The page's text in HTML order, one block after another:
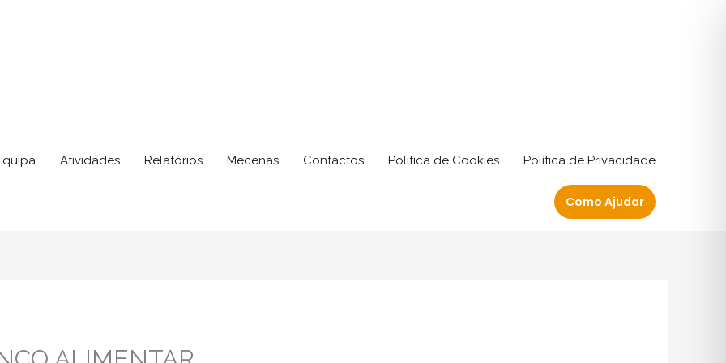
Atividades Relatórios Mecenas Contactos Política de Cookies Política de Privacidade
Como Ajudar